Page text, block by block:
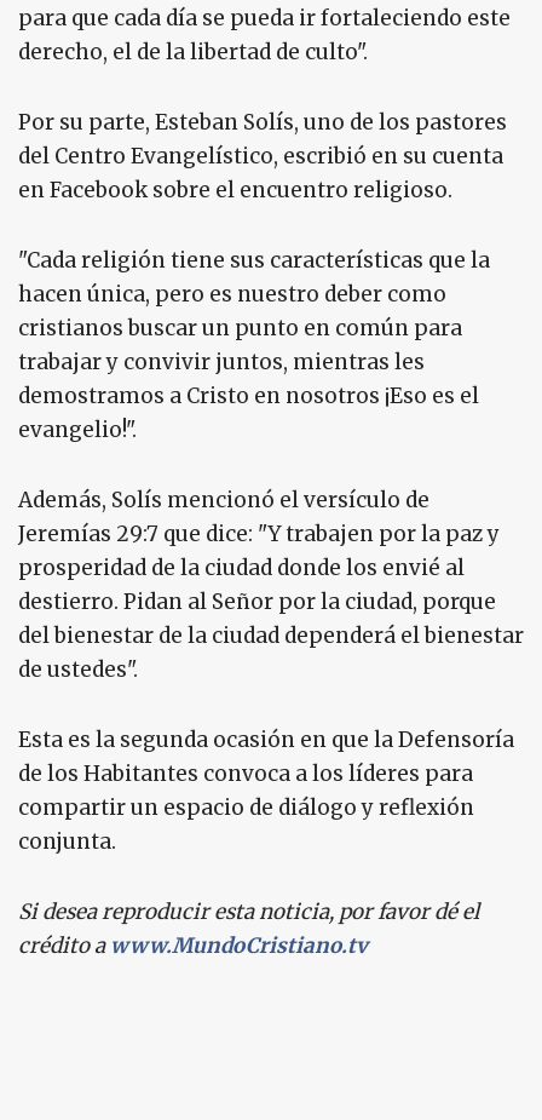
para que cada día se pueda ir fortaleciendo este
derecho, el de la libertad de culto".
Por su parte, Esteban Solís, uno de los pastores
del Centro Evangelístico, escribió en su cuenta
en Facebook sobre el encuentro religioso.
"Cada religión tiene sus características que la
hacen única, pero es nuestro deber como
cristianos buscar un punto en común para
trabajar y convivir juntos, mientras les
demostramos a Cristo en nosotros ¡Eso es el
evangelio!".
Además, Solís mencionó el versículo de
Jeremías 29:7 que dice: "Y trabajen por la paz y
prosperidad de la ciudad donde los envié al
destierro. Pidan al Señor por la ciudad, porque
del bienestar de la ciudad dependerá el bienestar
de ustedes".
Esta es la segunda ocasión en que la Defensoría
de los Habitantes convoca a los líderes para
compartir un espacio de diálogo y reflexión
conjunta.
Si desea reproducir esta noticia, por favor dé el
crédito a www.MundoCristiano.tv